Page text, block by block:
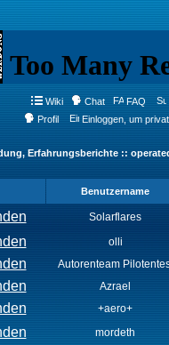
Wiki Chat FAQ
Profil
Einloggen, um
Erfahrungsberichte ::
Benutzername
Solarflares
olli
Autorenteam
Azrael
+aero+
mordeth